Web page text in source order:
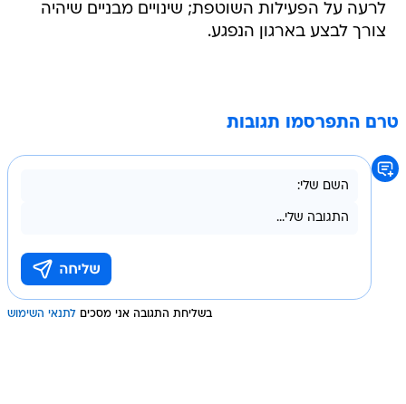
לרעה על הפעילות השוטפת; שינויים מבניים שיהיה
צורך לבצע בארגון הנפגע.
טרם התפרסמו תגובות
בשליחת התגובה אני מסכים לתנאי השימוש